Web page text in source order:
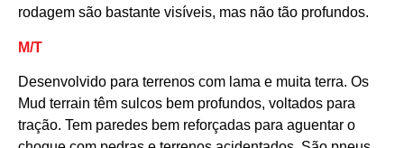
rodagem são bastante visíveis, mas não tão profundos.
M/T
Desenvolvido para terrenos com lama e muita terra. Os
Mud terrain têm sulcos bem profundos, voltados para
tração. Tem paredes bem reforçadas para aguentar o